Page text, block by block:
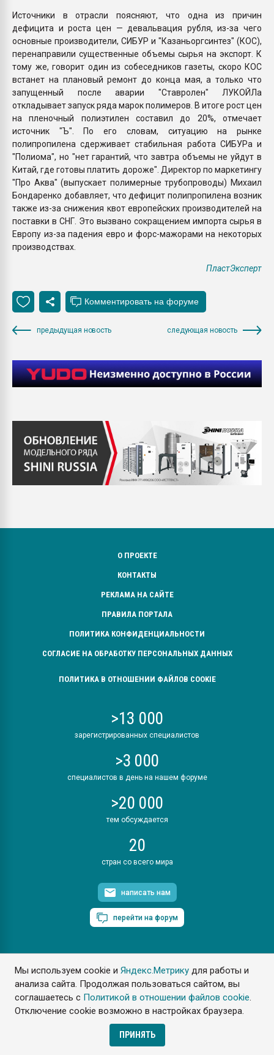
Мы используем cookie иЯндекс.Метрику для работы и
анализа сайта. Продолжая пользоваться сайтом, вы
соглашаетесь с Политикой в отношении файлов cookie.
Отключение cookie возможно в настройках браузера.
ПРИНЯТЬ
Источники в отрасли поясняют, что одна из причин
дефицита и роста цен — девальвация рубля, из-за чего
основные производители, СИБУР и "Казаньоргсинтез" (КОС),
перенаправили существенные объемы сырья на экспорт. К
тому же, говорит один из собеседников газеты, скоро КОС
встанет на плановый ремонт до конца мая, а только что
запущенный после аварии "Ставролен" ЛУКОЙЛа
откладывает запуск ряда марок полимеров. В итоге рост цен
на пленочный полиэтилен составил до 20%, отмечает
источник "Ъ". По его словам, ситуацию на рынке
полипропилена сдерживает стабильная работа СИБУРа и
"Полиома", но "нет гарантий, что завтра объемы не уйдут в
Китай, где готовы платить дороже". Директор по маркетингу
"Про Аква" (выпускает полимерные трубопроводы) Михаил
Бондаренко добавляет, что дефицит полипропилена возник
также из-за снижения квот европейских производителей на
поставки в СНГ. Это вызвано сокращением импорта сырья в
Европу из-за падения евро и форс-мажорами на некоторых
производствах.
ПластЭксперт
предыдущая новость следующая новость
О ПРОЕКТЕ
КОНТАКТЫ
РЕКЛАМА НА САЙТЕ
ПРАВИЛА ПОРТАЛА
ПОЛИТИКА КОНФИДЕНЦИАЛЬНОСТИ
СОГЛАСИЕ НА ОБРАБОТКУ ПЕРСОНАЛЬНЫХ ДАННЫХ
ПОЛИТИКА В ОТНОШЕНИИ ФАЙЛОВ COOKIE
>13 000
зарегистрированных специалистов
>3 000
специалистов в день на нашем форуме
>20 000
тем обсуждается
20
стран со всего мира
написать нам
перейти на форум
ПластЭксперт © 2006. Все права защищены
Разрешается копирование материалов сайта с обязательной
ссылкой на www.e-plastic.ru
Разработка сайта